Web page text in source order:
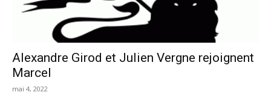
Alexandre Girod et Julien Vergne rejoignent
Marcel
mai 4, 2022